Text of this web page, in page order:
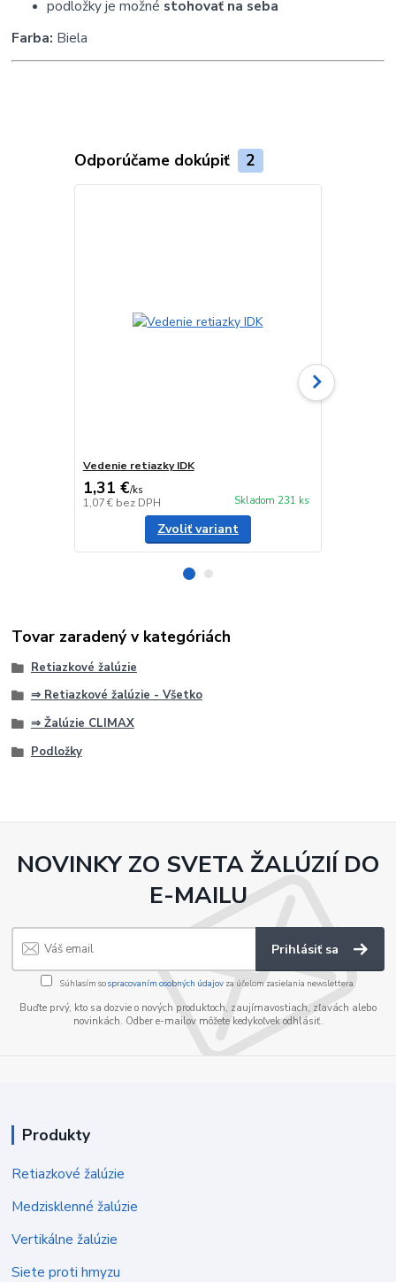
podložky je možné stohovať na seba
Farba: Biela
Odporúčame dokúpiť 2
Vedenie retiazky IDK
1,31 €/ks
1,07 € bez DPH Skladom 231 ks
Zvoliť variant
Tovar zaradený v kategóriách
Retiazkové žalúzie
⇒ Retiazkové žalúzie - Všetko
⇒ Žalúzie CLIMAX
Podložky
NOVINKY ZO SVETA ŽALÚZIÍ DO
E-MAILU
Prihlásiť sa
Súhlasím sospracovaním osobných údajov za účelom zasielania newslettera.
Buďte prvý, kto sa dozvie o nových produktoch, zaujímavostiach, zľavách alebo
novinkách. Odber e-mailov môžete kedykoľvek odhlásiť.
Produkty
Retiazkové žalúzie
Medzisklenné žalúzie
Vertikálne žalúzie
Siete proti hmyzu